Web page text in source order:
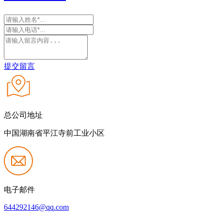
提交留言
总公司地址
中国湖南省平江寺前工业小区
电子邮件
644292146@qq.com